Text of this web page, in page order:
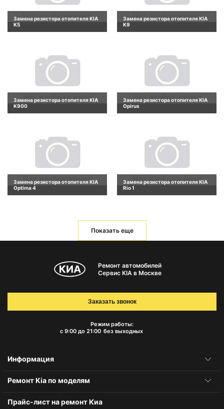
Замена резистора отопителя KIA
K5
Замена резистора отопителя KIA
K9
Замена резистора отопителя KIA
K900
Замена резистора отопителя KIA
Opirus
Замена резистора отопителя KIA
Optima 4
Замена резистора отопителя KIA
Rio 1
Показать еще
Ремонт автомобилей
Сервис KIA в Москве
Режим работы:
с 9:00 до 21:00 без выходных
Заказать звонок
Информация
Ремонт Kia по моделям
Прайс-лист на ремонт Киа